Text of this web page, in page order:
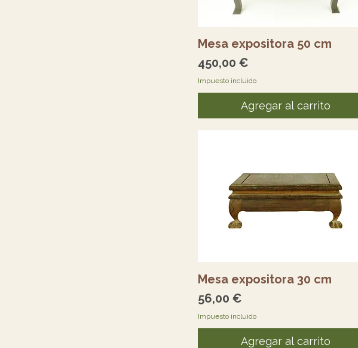
Vista rápida
Mesa expositora 50 cm
Precio
450,00 €
Impuesto incluido
Agregar al carrito
Vista rápida
Mesa expositora 30 cm
Precio
56,00 €
Impuesto incluido
Agregar al carrito